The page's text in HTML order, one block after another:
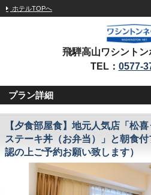
ホテルTOPへ
飛騨高山ワシント
TEL： 0577-
プラン詳細
【夕食部屋食】地元人気店「松
ステーキ丼（お弁当）」と朝食
認の上ご予約お願い致します）